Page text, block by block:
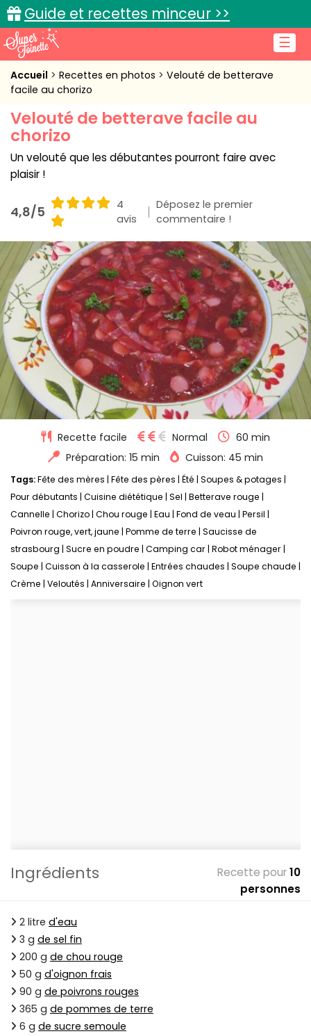
☰
Guide et recettes minceur >>
Accueil
Cuisine pratique
L'actu cuisine
Accueil Recettes en photos
Velouté de betterave
facile au chorizo
Velouté de betterave facile au
chorizo
Un velouté que les débutantes pourront faire avec
plaisir !
4,8/5
4
avis
Déposez le premier
commentaire !
Recette facile Normal
60 min
Préparation: 15 min
Cuisson: 45 min
Tags:Fête des mères Fête des pères Été Soupes & potages
Pour débutants Cuisine diététique Sel Betterave rouge
Cannelle Chorizo Chou rouge Eau Fond de veau Persil
Poivron rouge, vert, jaune Pomme de terre Saucisse de
strasbourg Sucre en poudre Camping car Robot ménager
Soupe Cuisson à la casserole Entrées chaudes Soupe chaude
Crème Veloutés Anniversaire Oignon vert
Ingrédients Recette pour10
personnes
2 litre d'eau
3 g de sel fin
200 g de chou rouge
50 g d'oignon frais
90 g de poivrons rouges
365 g de pommes de terre
6 g de sucre semoule